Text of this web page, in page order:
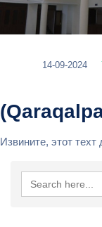
14-09-2024
Извините, этот техт
Search
for: